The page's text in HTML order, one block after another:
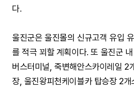
다.
울진군은 울진몰의 신규고객 유입
를 적극 꾀할 계획이다. 또 울진군
버스터미널, 죽변해안스카이레일 2
장, 울진왕피천케이블카 탑승장 2개